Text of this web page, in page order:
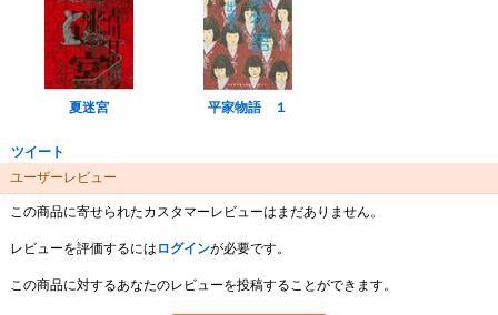
夏迷宮 平家物語 １
ツイート
ユーザーレビュー
この商品に寄せられたカスタマーレビューはまだありません。
レビューを評価するには ログインが必要です。
この商品に対するあなたのレビューを投稿することができます。